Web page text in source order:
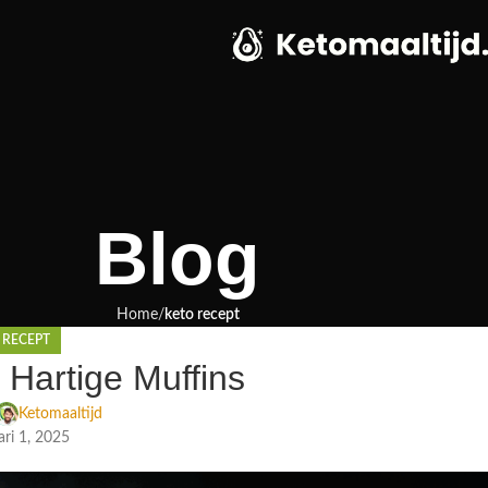
Blog
Home keto recept
Muffins
Ketomaaltijd
1, 2025